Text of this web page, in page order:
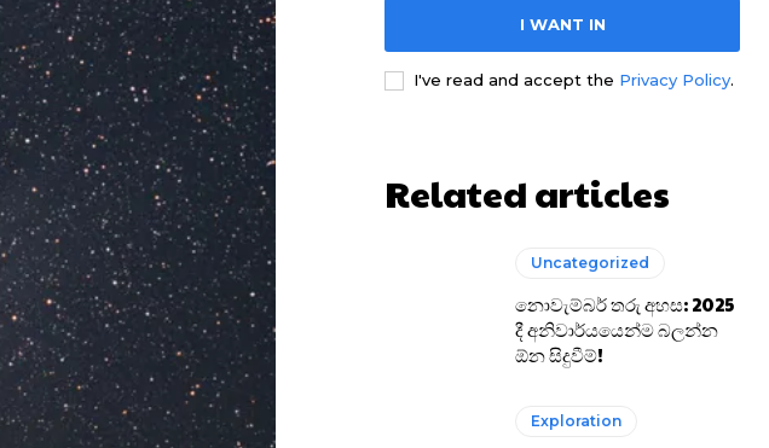
I WANT IN
I've read and accept the Privacy Policy.
Related articles
Uncategorized
නොවැම්බර් තරු අහස: 2025
දී අනිවාර්යයෙන්ම බලන්න
ඕන සිදුවීම්!
Exploration